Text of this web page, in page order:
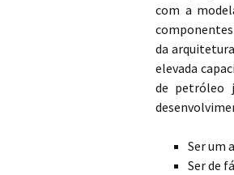
com a
da
elevada
de petróleo
Ser um
Ser de